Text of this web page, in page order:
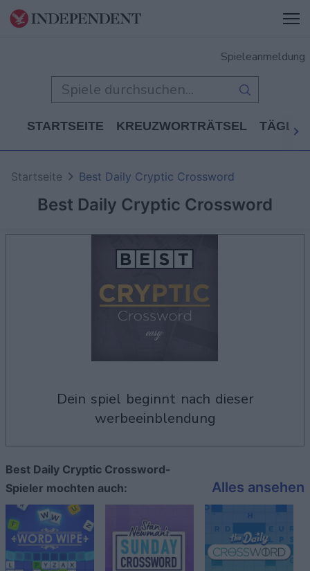
Spieleanmeldung
STARTSEITE KREUZWORTRÄTSEL
Best Daily Cryptic Crossword
Startseite Best Daily Cryptic Crossword
dein spiel beginnt nach dieser
werbeeinblendung
Best Daily Cryptic Crossword-
Spieler mochten auch:
Alles ansehen